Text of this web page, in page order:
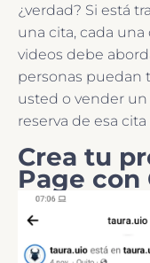
¿verdad? Si está
una cita, cada una
videos debe
personas puedan
usted o vender
reserva de esa cita
Crea tu
Page con